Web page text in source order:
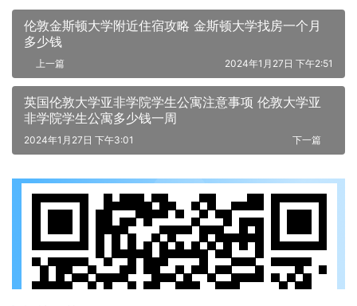
伦敦金斯顿大学附近住宿攻略 金斯顿大学找房一个月
多少钱
上一篇 2024年1月27日 下午2:51
英国伦敦大学亚非学院学生公寓注意事项 伦敦大学亚
非学院学生公寓多少钱一周
下一篇
2024年1月27日 下午3:01